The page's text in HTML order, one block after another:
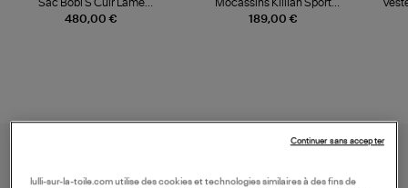
480,00 €
Sac Bobi S Cuir Lamé
Champagne
189,00 €
Mocassins Killian Sport
Mousse
lulli-sur-la-toile.com utilise des cookies et technologies similaires à des fins de
Continuer sans accepter